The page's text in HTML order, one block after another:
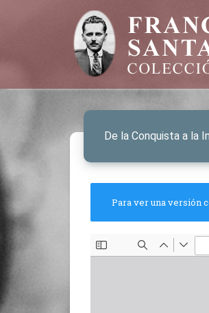
De la Conquista a la
Para ver una versión